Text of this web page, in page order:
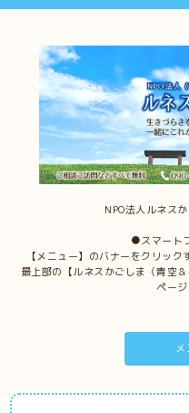
NPO法人ルネス
●スマート
【メニュー】のバナーをクリッ
最上部の【ルネスかごしま（青空
ページ
メ